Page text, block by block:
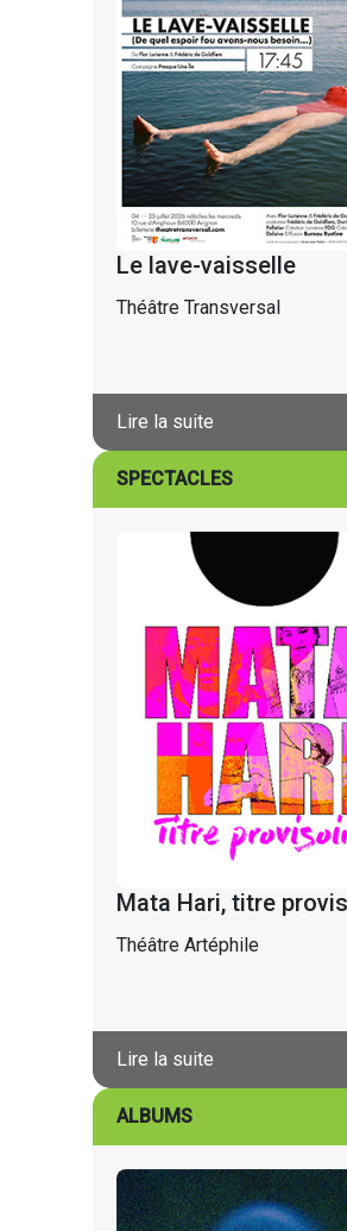
Le lave-vaisselle
Théâtre Transversal
Lire la suite
SPECTACLES
Mata Hari, titre
Théâtre Artéphile
Lire la suite
ALBUMS